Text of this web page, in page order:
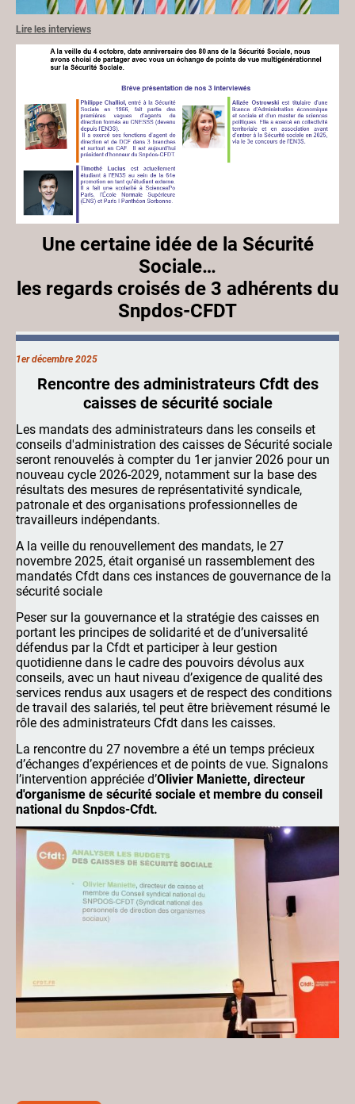
Lire les interviews
Une certaine idée de la Sécurité
Sociale…
les regards croisés de 3 adhérents du
Snpdos-CFDT
1er décembre 2025
Rencontre des administrateurs Cfdt des
caisses de sécurité sociale
Les mandats des administrateurs dans les conseils et
conseils d'administration des caisses de Sécurité sociale
seront renouvelés à compter du 1er janvier 2026 pour un
nouveau cycle 2026-2029, notamment sur la base des
résultats des mesures de représentativité syndicale,
patronale et des organisations professionnelles de
travailleurs indépendants.
A la veille du renouvellement des mandats, le 27
novembre 2025, était organisé un rassemblement des
mandatés Cfdt dans ces instances de gouvernance de la
sécurité sociale
Peser sur la gouvernance et la stratégie des caisses en
portant les principes de solidarité et de d’universalité
défendus par la Cfdt et participer à leur gestion
quotidienne dans le cadre des pouvoirs dévolus aux
conseils, avec un haut niveau d’exigence de qualité des
services rendus aux usagers et de respect des conditions
de travail des salariés, tel peut être brièvement résumé le
rôle des administrateurs Cfdt dans les caisses.
La rencontre du 27 novembre a été un temps précieux
d’échanges d’expériences et de points de vue. Signalons
l’intervention appréciée d’Olivier Maniette, directeur
d'organisme de sécurité sociale et membre du conseil
national du Snpdos-Cfdt.